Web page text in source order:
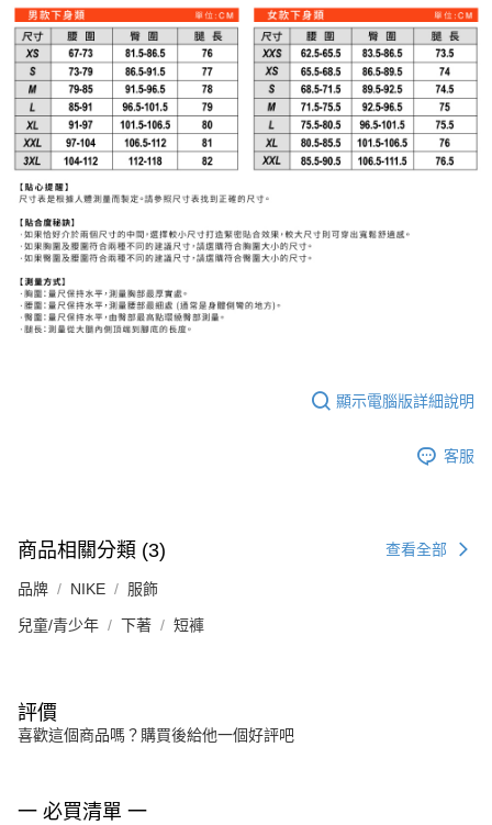
顯示電腦版詳細說明
客服
商品相關分類 (3) 查看全部
品牌 NIKE 服飾
兒童/青少年 下著 短褲
評價
喜歡這個商品嗎？購買後給他一個好評吧
一 必買清單 一